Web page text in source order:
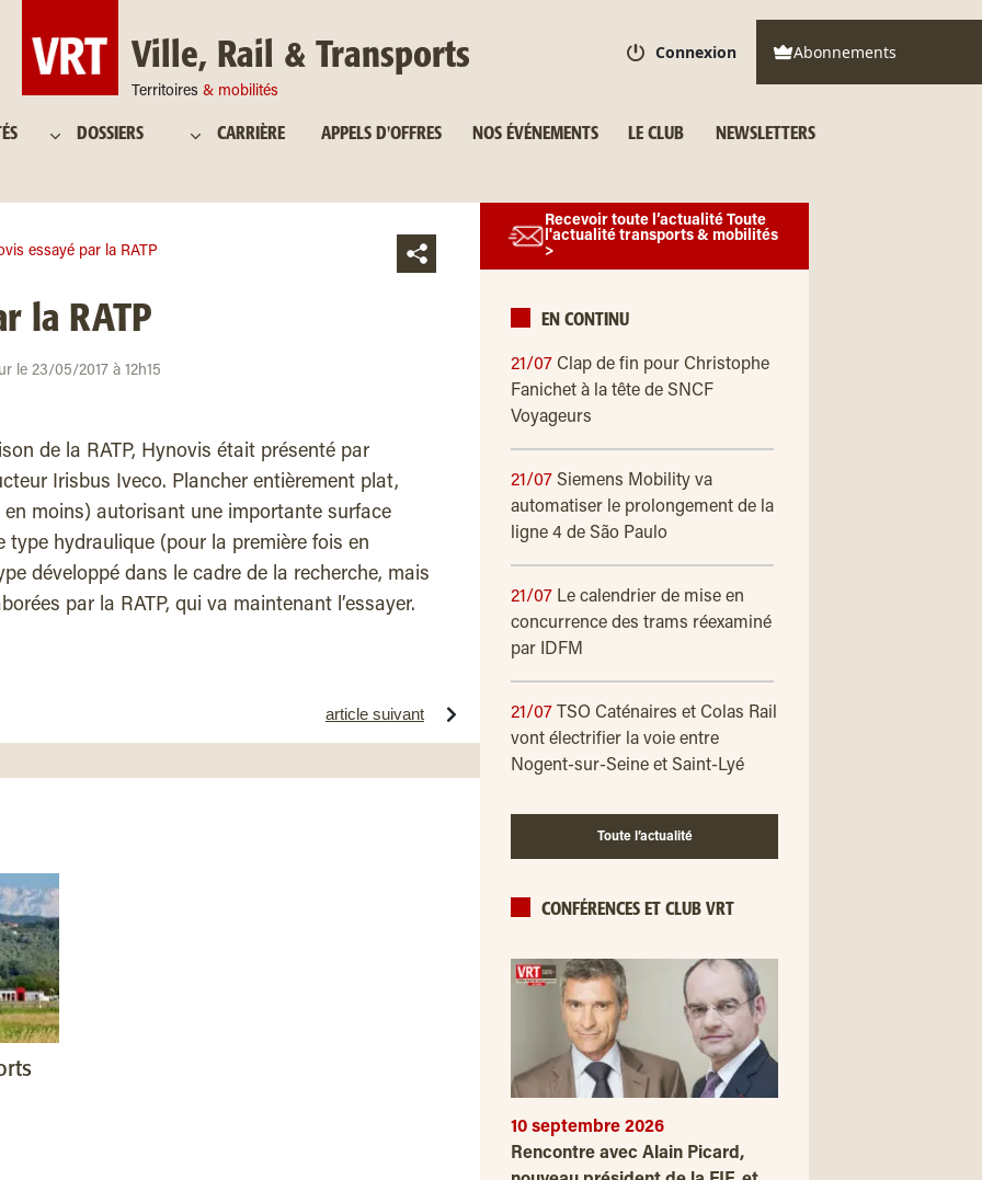
Ville, Rail & Transports
Territoires & mobilités
Connexion Abonnements
DOSSIERS CARRIÈRE APPELS D'OFFRES NOS ÉVÉNEMENTS LE CLUB NEWSLETTERS
essayé par la RATP
la RATP
le 23/05/2017 à 12h15
de la RATP, Hynovis était présenté par
Irisbus Iveco. Plancher entièrement plat,
moins) autorisant une importante surface
hydraulique (pour la première fois en
développé dans le cadre de la recherche, mais
par la RATP, qui va maintenant l’essayer.
article suivant
Recevoir toute l’actualité Toute
l'actualité transports & mobilités
>
EN CONTINU
21/07 Clap de fin pour Christophe
Fanichet à la tête de SNCF
Voyageurs
21/07 Siemens Mobility va
automatiser le prolongement de la
ligne 4 de São Paulo
21/07 Le calendrier de mise en
concurrence des trams réexaminé
par IDFM
21/07
TSO Caténaires et Colas Rail
vont électrifier la voie entre
Nogent-sur-Seine et Saint-Lyé
Toute l’actualité
CONFÉRENCES ET CLUB VRT
10 septembre 2026
Rencontre avec Alain Picard,